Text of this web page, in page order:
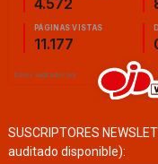
SUSCRIPTORES
auditado disponible):